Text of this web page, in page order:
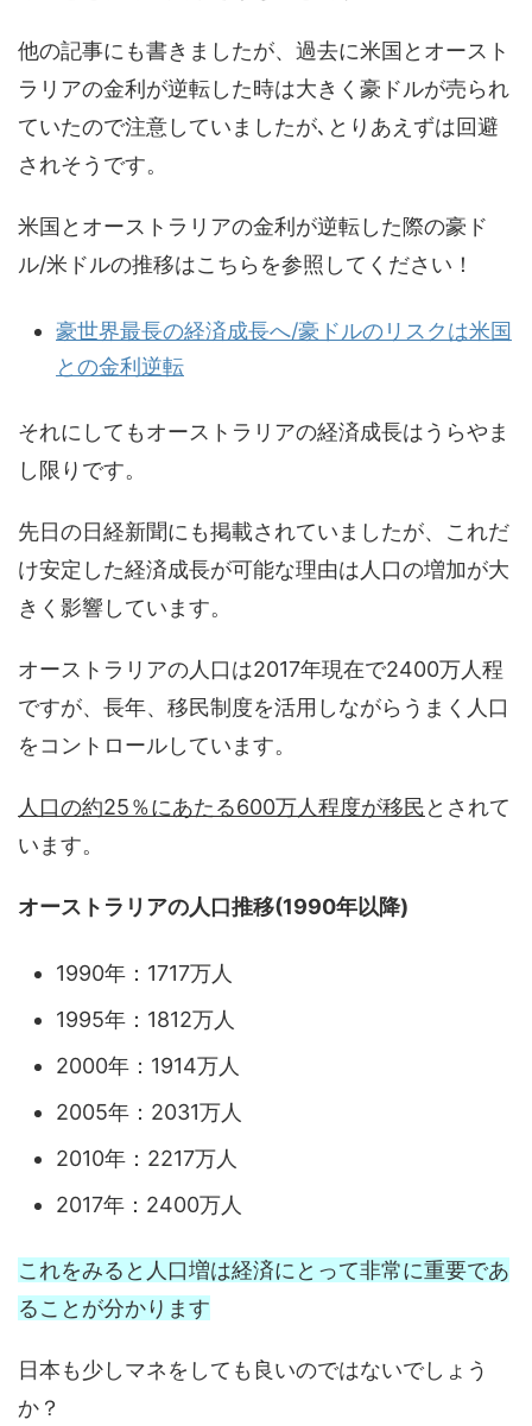
他の記事にも書きましたが、過去に米国とオースト
ラリアの金利が逆転した時は大きく豪ドルが売られ
ていたので注意していましたが､とりあえずは回避
されそうです。
米国とオーストラリアの金利が逆転した際の豪ド
ル/米ドルの推移はこちらを参照してください！
豪世界最長の経済成長へ/豪ドルのリスクは米国
との金利逆転
それにしてもオーストラリアの経済成長はうらやま
し限りです。
先日の日経新聞にも掲載されていましたが、これだ
け安定した経済成長が可能な理由は人口の増加が大
きく影響しています。
オーストラリアの人口は2017年現在で2400万人程
ですが、長年、移民制度を活用しながらうまく人口
をコントロールしています。
人口の約25％にあたる600万人程度が移民とされて
います。
オーストラリアの人口推移(1990年以降)
1990年：1717万人
1995年：1812万人
2000年：1914万人
2005年：2031万人
2010年：2217万人
2017年：2400万人
これをみると人口増は経済にとって非常に重要であ
ることが分かります
日本も少しマネをしても良いのではないでしょう
か？